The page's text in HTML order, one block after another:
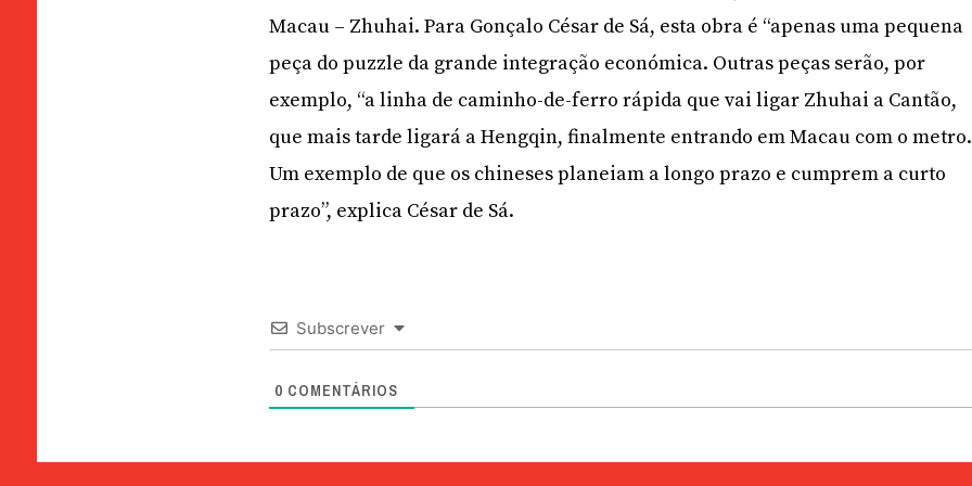
Macau – Zhuhai. Para Gonçalo César de Sá, esta obra é “apenas uma pequena
peça do puzzle da grande integração económica. Outras peças serão, por
exemplo, “a linha de caminho-de-ferro rápida que vai ligar Zhuhai a Cantão,
que mais tarde ligará a Hengqin, finalmente entrando em Macau com o metro.
Um exemplo de que os chineses planeiam a longo prazo e cumprem a curto
prazo”, explica César de Sá.
Subscrever
0 COMENTÁRIOS